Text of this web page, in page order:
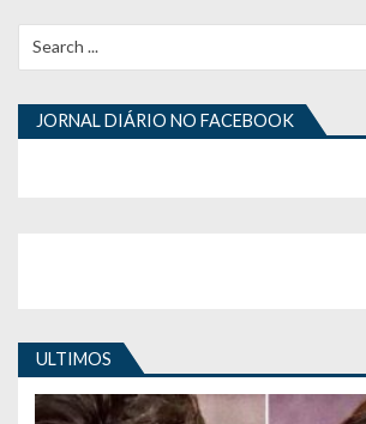
o
d
e
g
o
for:
JORNAL DIÁRIO NO FACEBOOK
ULTIMOS